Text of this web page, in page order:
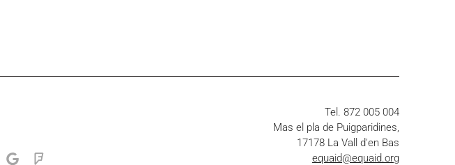
Tel. 872 005 004
Mas el pla de Puigparidines,
17178 La Vall d'en Bas
equaid@equaid.org